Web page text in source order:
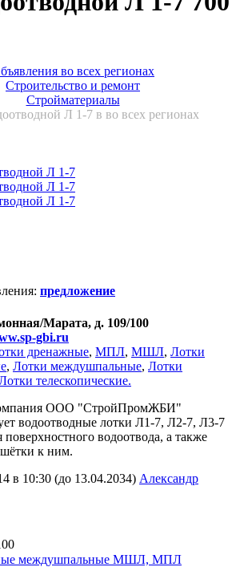
во всех регионах
Строительство и ремонт
Стройматериалы
Л 1-7 в во всех регионах
: предложение
Марата, д. 109/100
gbi.ru
дренажные, МПЛ, МШЛ, Лотки
, Лотки междушпальные, Лотки
телескопические.
ООО "СтройПромЖБИ"
водоотводные лотки Л1-7, Л2-7, Л3-7
водоотвода, а также
к ним.
в 10:30 (до 13.04.2034) Александр
междушпальные МШЛ, МПЛ